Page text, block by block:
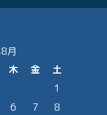
月
木 金
土
1
6 7
8